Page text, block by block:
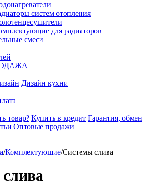
систем отопления
для радиаторов
смеси
Дизайн кухни
товар? Купить в кредит Гарантия, обмен
Оптовые продажи
/Комплектующие/Системы слива